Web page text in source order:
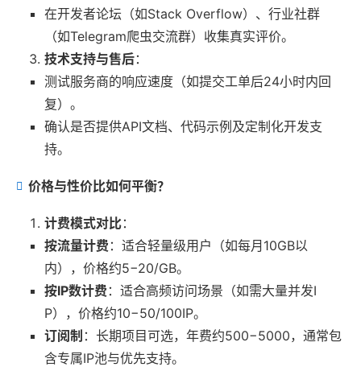
在开发者论坛（如Stack Overflow）、行业社群
（如Telegram爬虫交流群）收集真实评价。
技术支持与售后：
测试服务商的响应速度（如提交工单后24小时内回
复）。
确认是否提供API文档、代码示例及定制化开发支
持。
价格与性价比如何平衡？
计费模式对比：
按流量计费 ：适合轻量级用户（如每月10GB以
内），价格约5−20/GB。
按IP数计费 ：适合高频访问场景（如需大量并发I
P），价格约10−50/100IP。
订阅制 ：长期项目可选，年费约500−5000，通常包
含专属IP池与优先支持。